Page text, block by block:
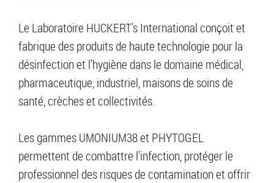
Le Laboratoire HUCKERT's International conçoit et
fabrique des produits de haute technologie pour la
désinfection et l'hygiène dans le domaine médical,
pharmaceutique, industriel, maisons de soins de
santé, crèches et collectivités.
Les gammes UMONIUM38 et PHYTOGEL
permettent de combattre l'infection, protéger le
professionnel des risques de contamination et offrir